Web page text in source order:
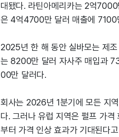
대됐다. 라틴아메리카는 2억
은 4억4700만 달러 매출에 7100
2025년 한 해 동안 실바모는 제
는 8200만 달러 자사주 매입과
00만 달러다.
회사는 2026년 1분기에 모든 지
다. 그러나 유럽 지역은 펄프 가
부터 가격 인상 효과가 기대된다